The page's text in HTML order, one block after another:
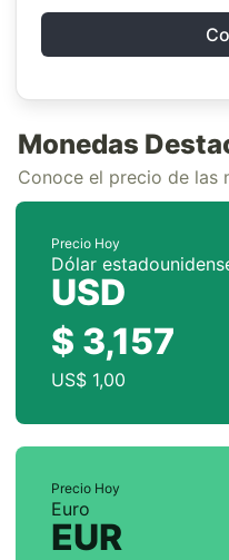
Monedas
Conoce el precio de las
Precio Hoy
Dólar
USD
$ 3,157
US$ 1,00
Precio Hoy
Euro
EUR